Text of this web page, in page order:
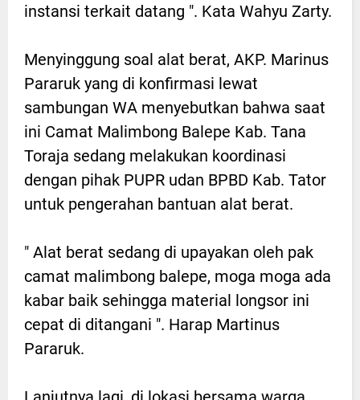
instansi terkait datang ". Kata Wahyu Zarty.
Menyinggung soal alat berat, AKP. Marinus
Pararuk yang di konfirmasi lewat
sambungan WA menyebutkan bahwa saat
ini Camat Malimbong Balepe Kab. Tana
Toraja sedang melakukan koordinasi
dengan pihak PUPR udan BPBD Kab. Tator
untuk pengerahan bantuan alat berat.
" Alat berat sedang di upayakan oleh pak
camat malimbong balepe, moga moga ada
kabar baik sehingga material longsor ini
cepat di ditangani ". Harap Martinus
Pararuk.